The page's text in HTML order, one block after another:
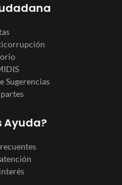
Sugerencias
Ayuda?